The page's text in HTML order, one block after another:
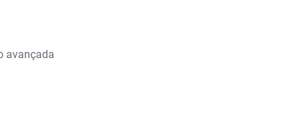
avançada